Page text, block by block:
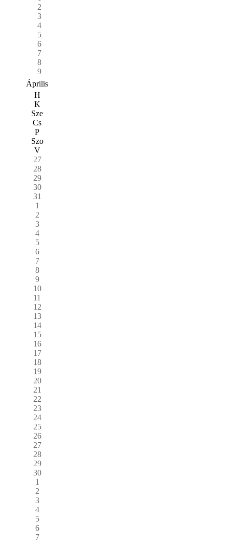
2
3
4
5
6
7
8
9
Április
H
K
Sze
Cs
P
Szo
V
27
28
29
30
31
1
2
3
4
5
6
7
8
9
10
11
12
13
14
15
16
17
18
19
20
21
22
23
24
25
26
27
28
29
30
1
2
3
4
5
6
7